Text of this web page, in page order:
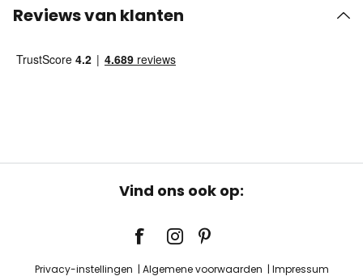
Reviews van klanten
Vind ons ook op:
Privacy-instellingen Algemene voorwaarden Impressum